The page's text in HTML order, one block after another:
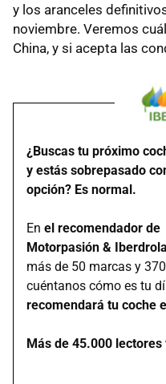
y los aranceles
noviembre. Veremos
China, y si acepta las
¿Buscas tu próximo
y estás sobrepasado
opción? Es normal.
En el recomendador de
Motorpasión & Iberdrola
más de 50 marcas y
cuéntanos cómo es tu
recomendará tu coche
Más de 45.000